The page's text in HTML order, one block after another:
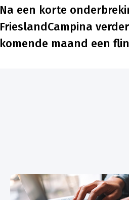
Na een korte
FrieslandCampina
komende maand een